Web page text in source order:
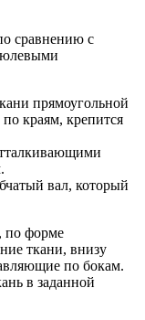
сравнению с
прямоугольной
краям, крепится
вал, который
по форме
ткани, внизу
по бокам.
в заданной